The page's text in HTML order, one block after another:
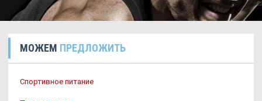
МОЖЕМ ПРЕДЛОЖИТЬ
Спортивное питание